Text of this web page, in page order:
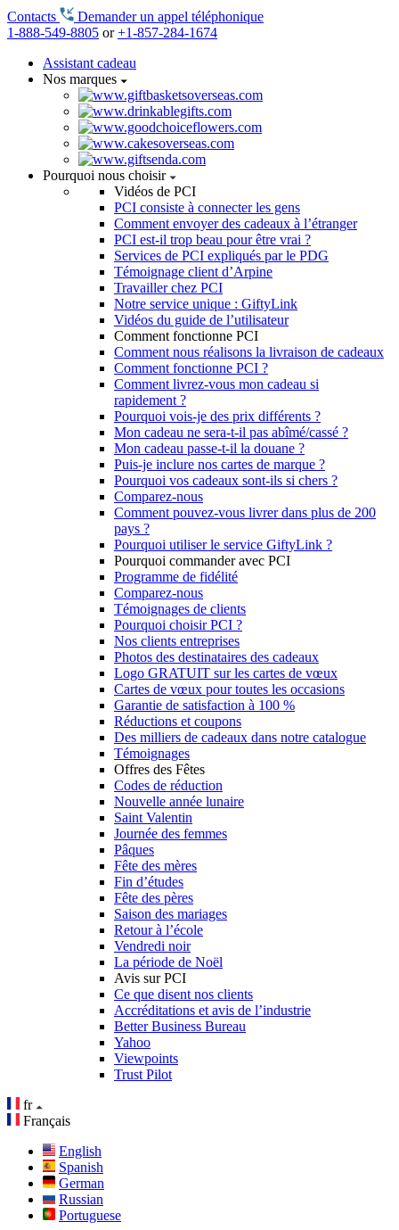
Contacts
Demander un appel téléphonique
1-888-549-8805 or+1-857-284-1674
Assistant cadeau
Nos marques
Pourquoi nous choisir
Vidéos de PCI
PCI consiste à connecter les gens
Comment envoyer des cadeaux à l’étranger
PCI est-il trop beau pour être vrai ?
Services de PCI expliqués par le PDG
Témoignage client d’Arpine
Travailler chez PCI
Notre service unique : GiftyLink
Vidéos du guide de l’utilisateur
Comment fonctionne PCI
Comment nous réalisons la livraison de cadeaux
Comment fonctionne PCI ?
Comment livrez-vous mon cadeau si
rapidement ?
Pourquoi vois-je des prix différents ?
Mon cadeau ne sera-t-il pas abîmé/cassé ?
Mon cadeau passe-t-il la douane ?
Puis-je inclure nos cartes de marque ?
Pourquoi vos cadeaux sont-ils si chers ?
Comparez-nous
Comment pouvez-vous livrer dans plus de 200
pays ?
Pourquoi utiliser le service GiftyLink ?
Pourquoi commander avec PCI
Programme de fidélité
Comparez-nous
Témoignages de clients
Pourquoi choisir PCI ?
Nos clients entreprises
Photos des destinataires des cadeaux
Logo GRATUIT sur les cartes de vœux
Cartes de vœux pour toutes les occasions
Garantie de satisfaction à 100 %
Réductions et coupons
Des milliers de cadeaux dans notre catalogue
Témoignages
Offres des Fêtes
Codes de réduction
Nouvelle année lunaire
Saint Valentin
Journée des femmes
Pâques
Fête des mères
Fin d’études
Fête des pères
Saison des mariages
Retour à l’école
Vendredi noir
La période de Noël
Avis sur PCI
Ce que disent nos clients
Accréditations et avis de l’industrie
Better Business Bureau
Yahoo
Viewpoints
Trust Pilot
fr
Français
English
Spanish
German
Russian
Portuguese